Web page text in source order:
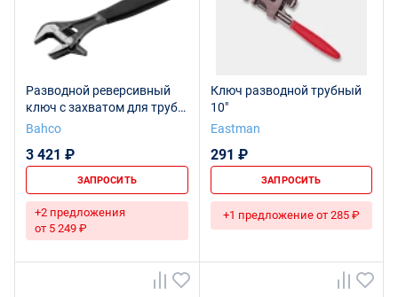
Paзводнoй реверсивный
ключ с захватом для труб
ERGO, длина 208/захват 28
Bahco
3 421 ₽
ЗАПРОСИТЬ
+2 предложения
от 5 249 ₽
Ключ разводной трубный
10"
Eastman
291 ₽
ЗАПРОСИТЬ
+1 предложение от 285 ₽